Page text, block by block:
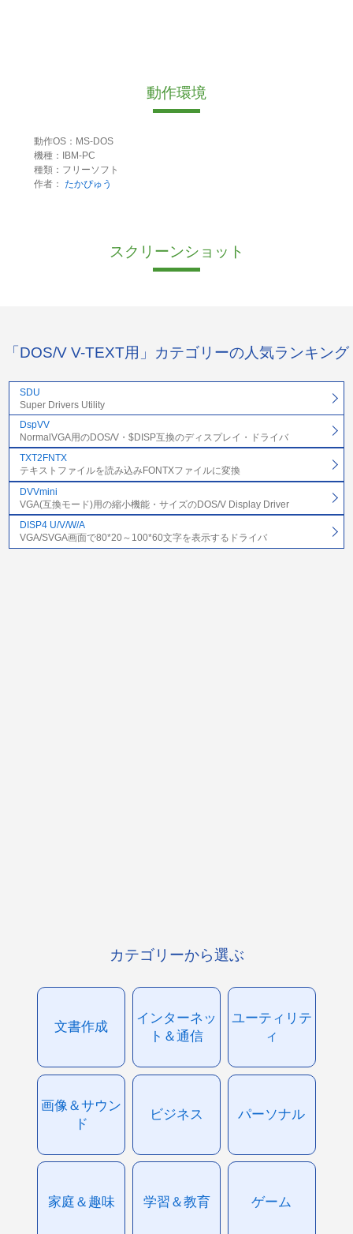
動作環境
動作OS：MS-DOS
機種：IBM-PC
種類：フリーソフト
作者： たかぴゅう
スクリーンショット
「DOS/V V-TEXT用」カテゴリーの人気ランキング
SDU
Super Drivers Utility
DspVV
NormalVGA用のDOS/V・$DISP互換のディスプレイ・ドライバ
TXT2FNTX
テキストファイルを読み込みFONTXファイルに変換
DVVmini
VGA(互換モード)用の縮小機能・サイズのDOS/V Display Driver
DISP4 U/V/W/A
VGA/SVGA画面で80*20～100*60文字を表示するドライバ
カテゴリーから選ぶ
文書作成
インターネッ
ト＆通信
ユーティリテ
ィ
画像＆サウン
ド
ビジネス パーソナル
家庭＆趣味 学習＆教育 ゲーム